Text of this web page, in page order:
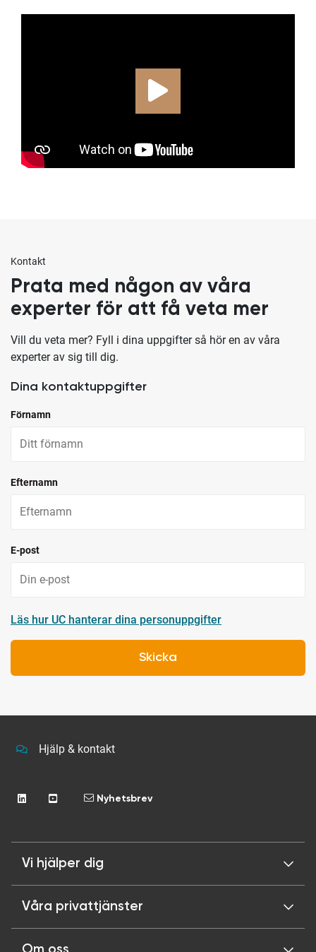
Kontakt
Prata med någon av våra
experter för att få veta mer
Vill du veta mer? Fyll i dina uppgifter så hör en av våra
experter av sig till dig.
Dina kontaktuppgifter
Förnamn
Efternamn
E-post
Läs hur UC hanterar dina personuppgifter
Skicka
Hjälp & kontakt
Nyhetsbrev
Vi hjälper dig
Våra privattjänster